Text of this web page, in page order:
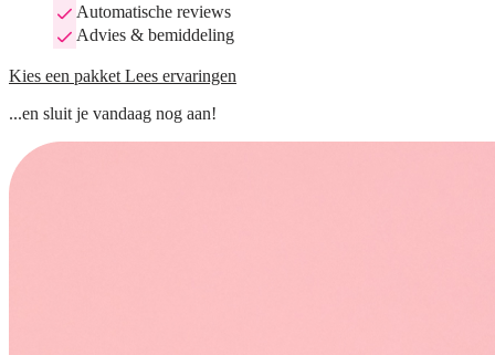
Automatische reviews
Advies & bemiddeling
Kies een pakket Lees ervaringen
...en sluit je vandaag nog aan!